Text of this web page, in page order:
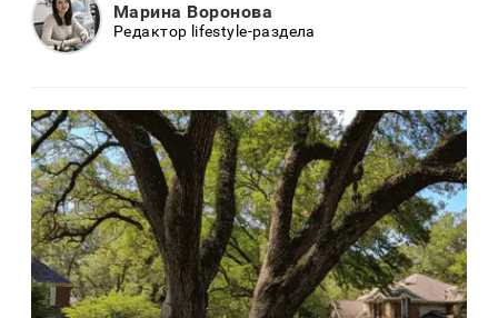
Марина Воронова
Редактор lifestyle-раздела